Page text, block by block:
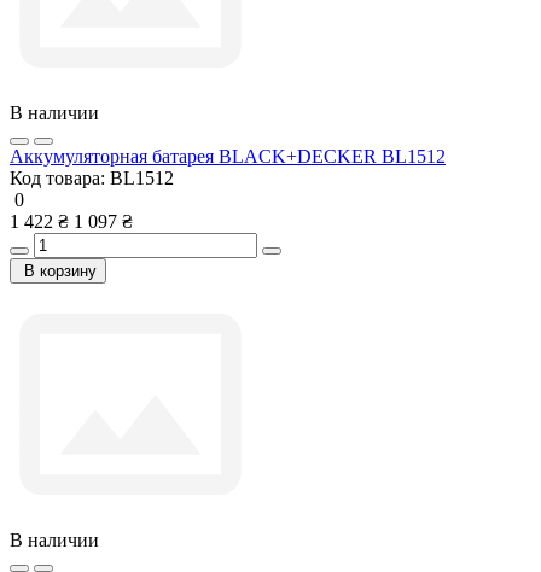
В наличии
Аккумуляторная батарея BLACK+DECKER BL1512
Код товара: BL1512
0
1 422 ₴ 1 097 ₴
В корзину
В наличии